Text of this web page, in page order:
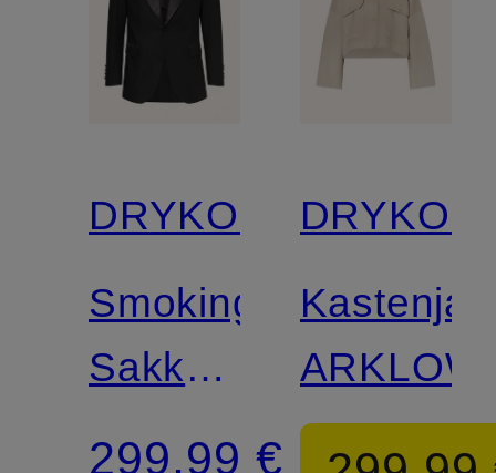
DRYKORN
Smoking-
Sakko
JACATO
299,99 €
ARKLOW